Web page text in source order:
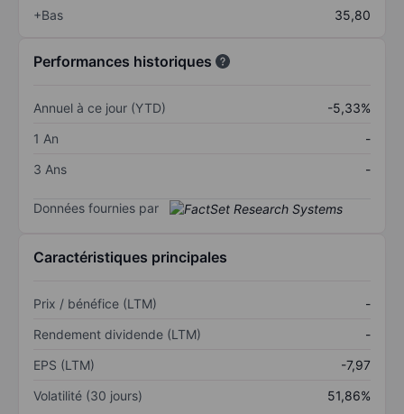
+Bas
35,80
Performances historiques
Annuel à ce jour (YTD)
-5,33%
1 An
-
3 Ans
-
Données fournies par
Caractéristiques principales
Prix / bénéfice (LTM)
-
Rendement dividende (LTM)
-
EPS (LTM)
-7,97
Volatilité (30 jours)
51,86%